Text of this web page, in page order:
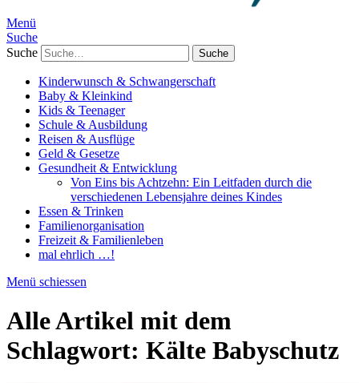
Menü
Suche
Suche
Kinderwunsch & Schwangerschaft
Baby & Kleinkind
Kids & Teenager
Schule & Ausbildung
Reisen & Ausflüge
Geld & Gesetze
Gesundheit & Entwicklung
Von Eins bis Achtzehn: Ein Leitfaden durch die
verschiedenen Lebensjahre deines Kindes
Essen & Trinken
Familienorganisation
Freizeit & Familienleben
mal ehrlich …!
Menü schiessen
Alle Artikel mit dem
Schlagwort: Kälte Babyschutz